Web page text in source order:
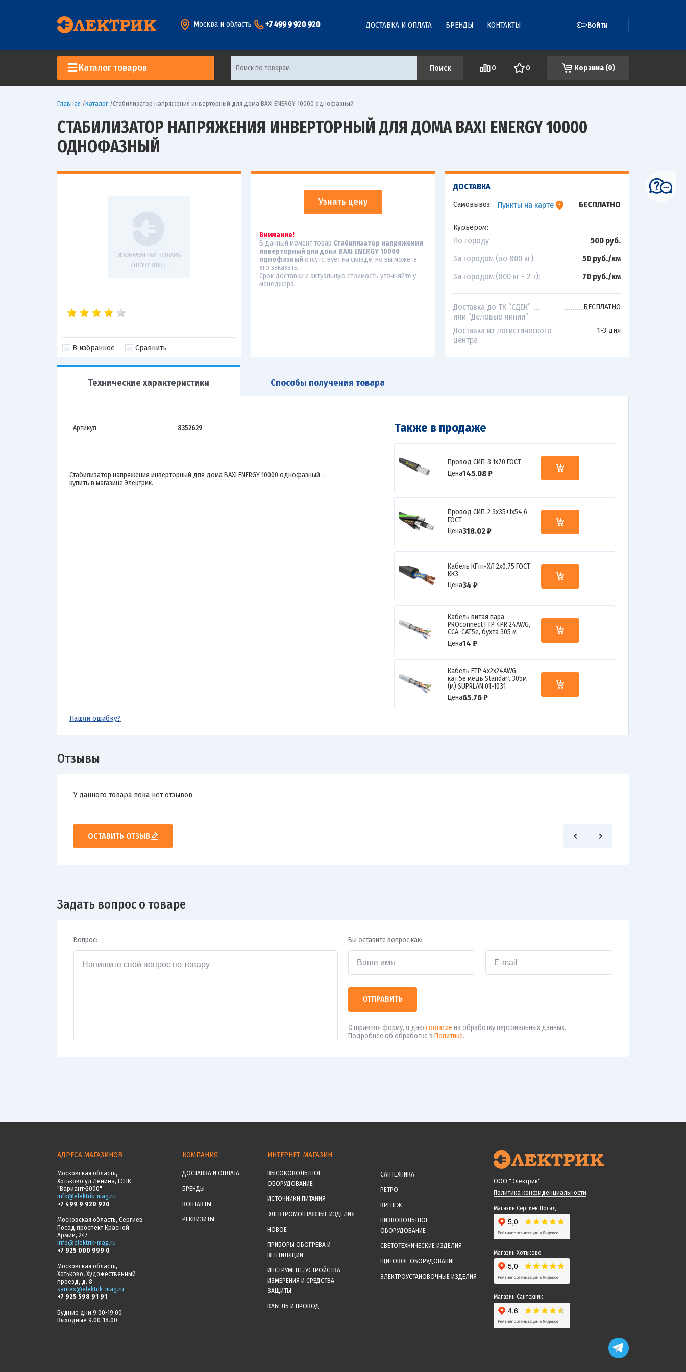
Москва и область +7 499 9 920 920 ДОСТАВКА И ОПЛАТА БРЕНДЫ КОНТАКТЫ Войти
Каталог товаров 0 0 Корзина (0)
Главная /Каталог /Стабилизатор напряжения инверторный для дома BAXI ENERGY 10000 однофазный
СТАБИЛИЗАТОР НАПРЯЖЕНИЯ ИНВЕРТОРНЫЙ ДЛЯ ДОМА BAXI ENERGY 10000
ОДНОФАЗНЫЙ
В избранное Сравнить
Узнать цену
Внимание!
В данный момент товар Стабилизатор напряжения
инверторный для дома BAXI ENERGY 10000
однофазный отсутствует на складе, но вы можете
его заказать.
Срок доставки и актуальную стоимость уточняйте у
менеджера.
ДОСТАВКА
Самовывоз: Пункты на карте БЕСПЛАТНО
Курьером:
По городу
500 руб.
За городом (до 800 кг):
50 руб./км
За городом (800 кг - 2 т):
70 руб./км
Доставка до ТК “СДЕК”
или “Деловые линии”
БЕСПЛАТНО
Доставка из логистического
центра
1-3 дня
Технические характеристики Способы получения товара
Артикул 8352629
Стабилизатор напряжения инверторный для дома BAXI ENERGY 10000 однофазный -
купить в магазине Электрик.
Также в продаже
Провод СИП-3 1х70 ГОСТ
Цена145.08 ₽
Провод СИП-2 3х35+1х54,6
ГОСТ
Цена318.02 ₽
Кабель КГтп-ХЛ 2х0.75 ГОСТ
ККЗ
Цена34 ₽
Кабель витая пара
PROconnect FTP 4PR 24AWG,
CCA, CAT5e, бухта 305 м
Цена14 ₽
Кабель FTP 4х2х24AWG
кат.5е медь Standart 305м
(м) SUPRLAN 01-1031
Цена65.76 ₽
Нашли ошибку?
Отзывы
У данного товара пока нет отзывов
ОСТАВИТЬ ОТЗЫВ
Задать вопрос о товаре
Вопрос: Вы оставите вопрос как:
ОТПРАВИТЬ
Отправляя форму, я даю согласие на обработку персональных данных.
Подробнее об обработке в Политике.
АДРЕСА МАГАЗИНОВ
Московская область,
Хотьково ул.Ленина, ГСПК
"Вариант-2000"
info@elektrik-mag.ru
+7 499 9 920 920
Московская область, Сергиев
Посад проспект Красной
Армии, 247
info@elektrik-mag.ru
+7 925 000 999 0
Московская область,
Хотьково, Художественный
проезд, д. 8
santex@elektrik-mag.ru
+7 925 598 91 91
Будние дни 9.00-19.00
Выходные 9.00-18.00
КОМПАНИЯ
ДОСТАВКА И ОПЛАТА
БРЕНДЫ
КОНТАКТЫ
РЕКВИЗИТЫ
ИНТЕРНЕТ-МАГАЗИН
ВЫСОКОВОЛЬТНОЕ
ОБОРУДОВАНИЕ
ИСТОЧНИКИ ПИТАНИЯ
ЭЛЕКТРОМОНТАЖНЫЕ ИЗДЕЛИЯ
НОВОЕ
ПРИБОРЫ ОБОГРЕВА И
ВЕНТИЛЯЦИИ
ИНСТРУМЕНТ, УСТРОЙСТВА
ИЗМЕРЕНИЯ И СРЕДСТВА
ЗАЩИТЫ
КАБЕЛЬ И ПРОВОД
САНТЕХНИКА
РЕТРО
КРЕПЕЖ
НИЗКОВОЛЬТНОЕ
ОБОРУДОВАНИЕ
СВЕТОТЕХНИЧЕСКИЕ ИЗДЕЛИЯ
ЩИТОВОЕ ОБОРУДОВАНИЕ
ЭЛЕКТРОУСТАНОВОЧНЫЕ ИЗДЕЛИЯ
ООО "Электрик"
Политика конфиденциальности
Магазин Сергиев Посад
Магазин Хотьково
Магазин Сантехник